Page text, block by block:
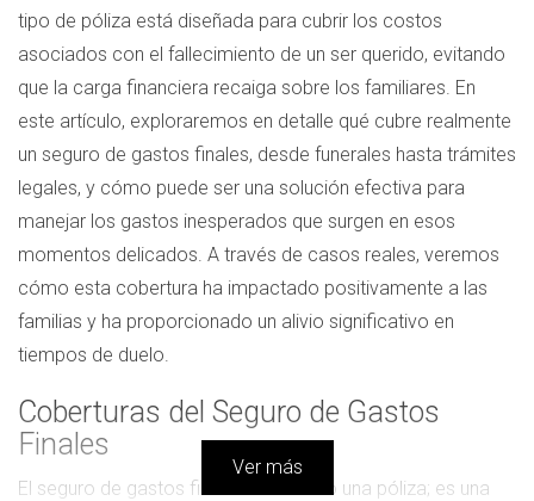
tipo de póliza está diseñada para cubrir los costos
asociados con el fallecimiento de un ser querido, evitando
que la carga financiera recaiga sobre los familiares. En
este artículo, exploraremos en detalle qué cubre realmente
un seguro de gastos finales, desde funerales hasta trámites
legales, y cómo puede ser una solución efectiva para
manejar los gastos inesperados que surgen en esos
momentos delicados. A través de casos reales, veremos
cómo esta cobertura ha impactado positivamente a las
familias y ha proporcionado un alivio significativo en
tiempos de duelo.
Coberturas del Seguro de Gastos
Finales
El seguro de gastos finales no es solo una póliza; es una
Ver más